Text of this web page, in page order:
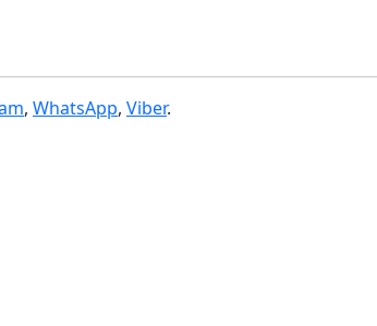
, WhatsApp, Viber.